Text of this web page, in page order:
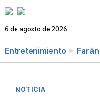
6 de agosto de 2026
Entretenimiento
NOTICIA